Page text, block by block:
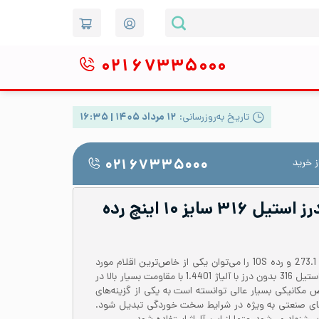
۰۲۱ ۶۷۳۳۵۰۰۰
تاریخ به‌روزرسانی: ۱۲ مرداد ۱۴۰۵ | ۱۶:۳۵
خرید ۰۲۱ ۶۷۳۳۵۰۰۰
لوله صنعتی بدون درز استیل ۳۱۶ سایز ۱۰ اینچ رده
لوله استیل 316 بدون درز با قطر 273.1 و رده 10S را می‌توان یکی از خاص‌ترین اقلام مورد
استفاده در صنعت دانست. لوله استیل 316 بدون درز با آلیاژ 1.4401 با مقاومت بسیار بالا در
بسیار عالی توانسته است به یکی از گزینه‌های
صنعتی به ویژه در شرایط سخت خوردگی تبدیل شود.